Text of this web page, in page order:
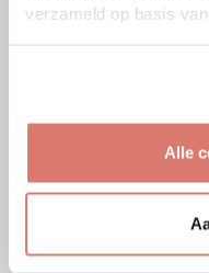
verzameld op basis
Alle